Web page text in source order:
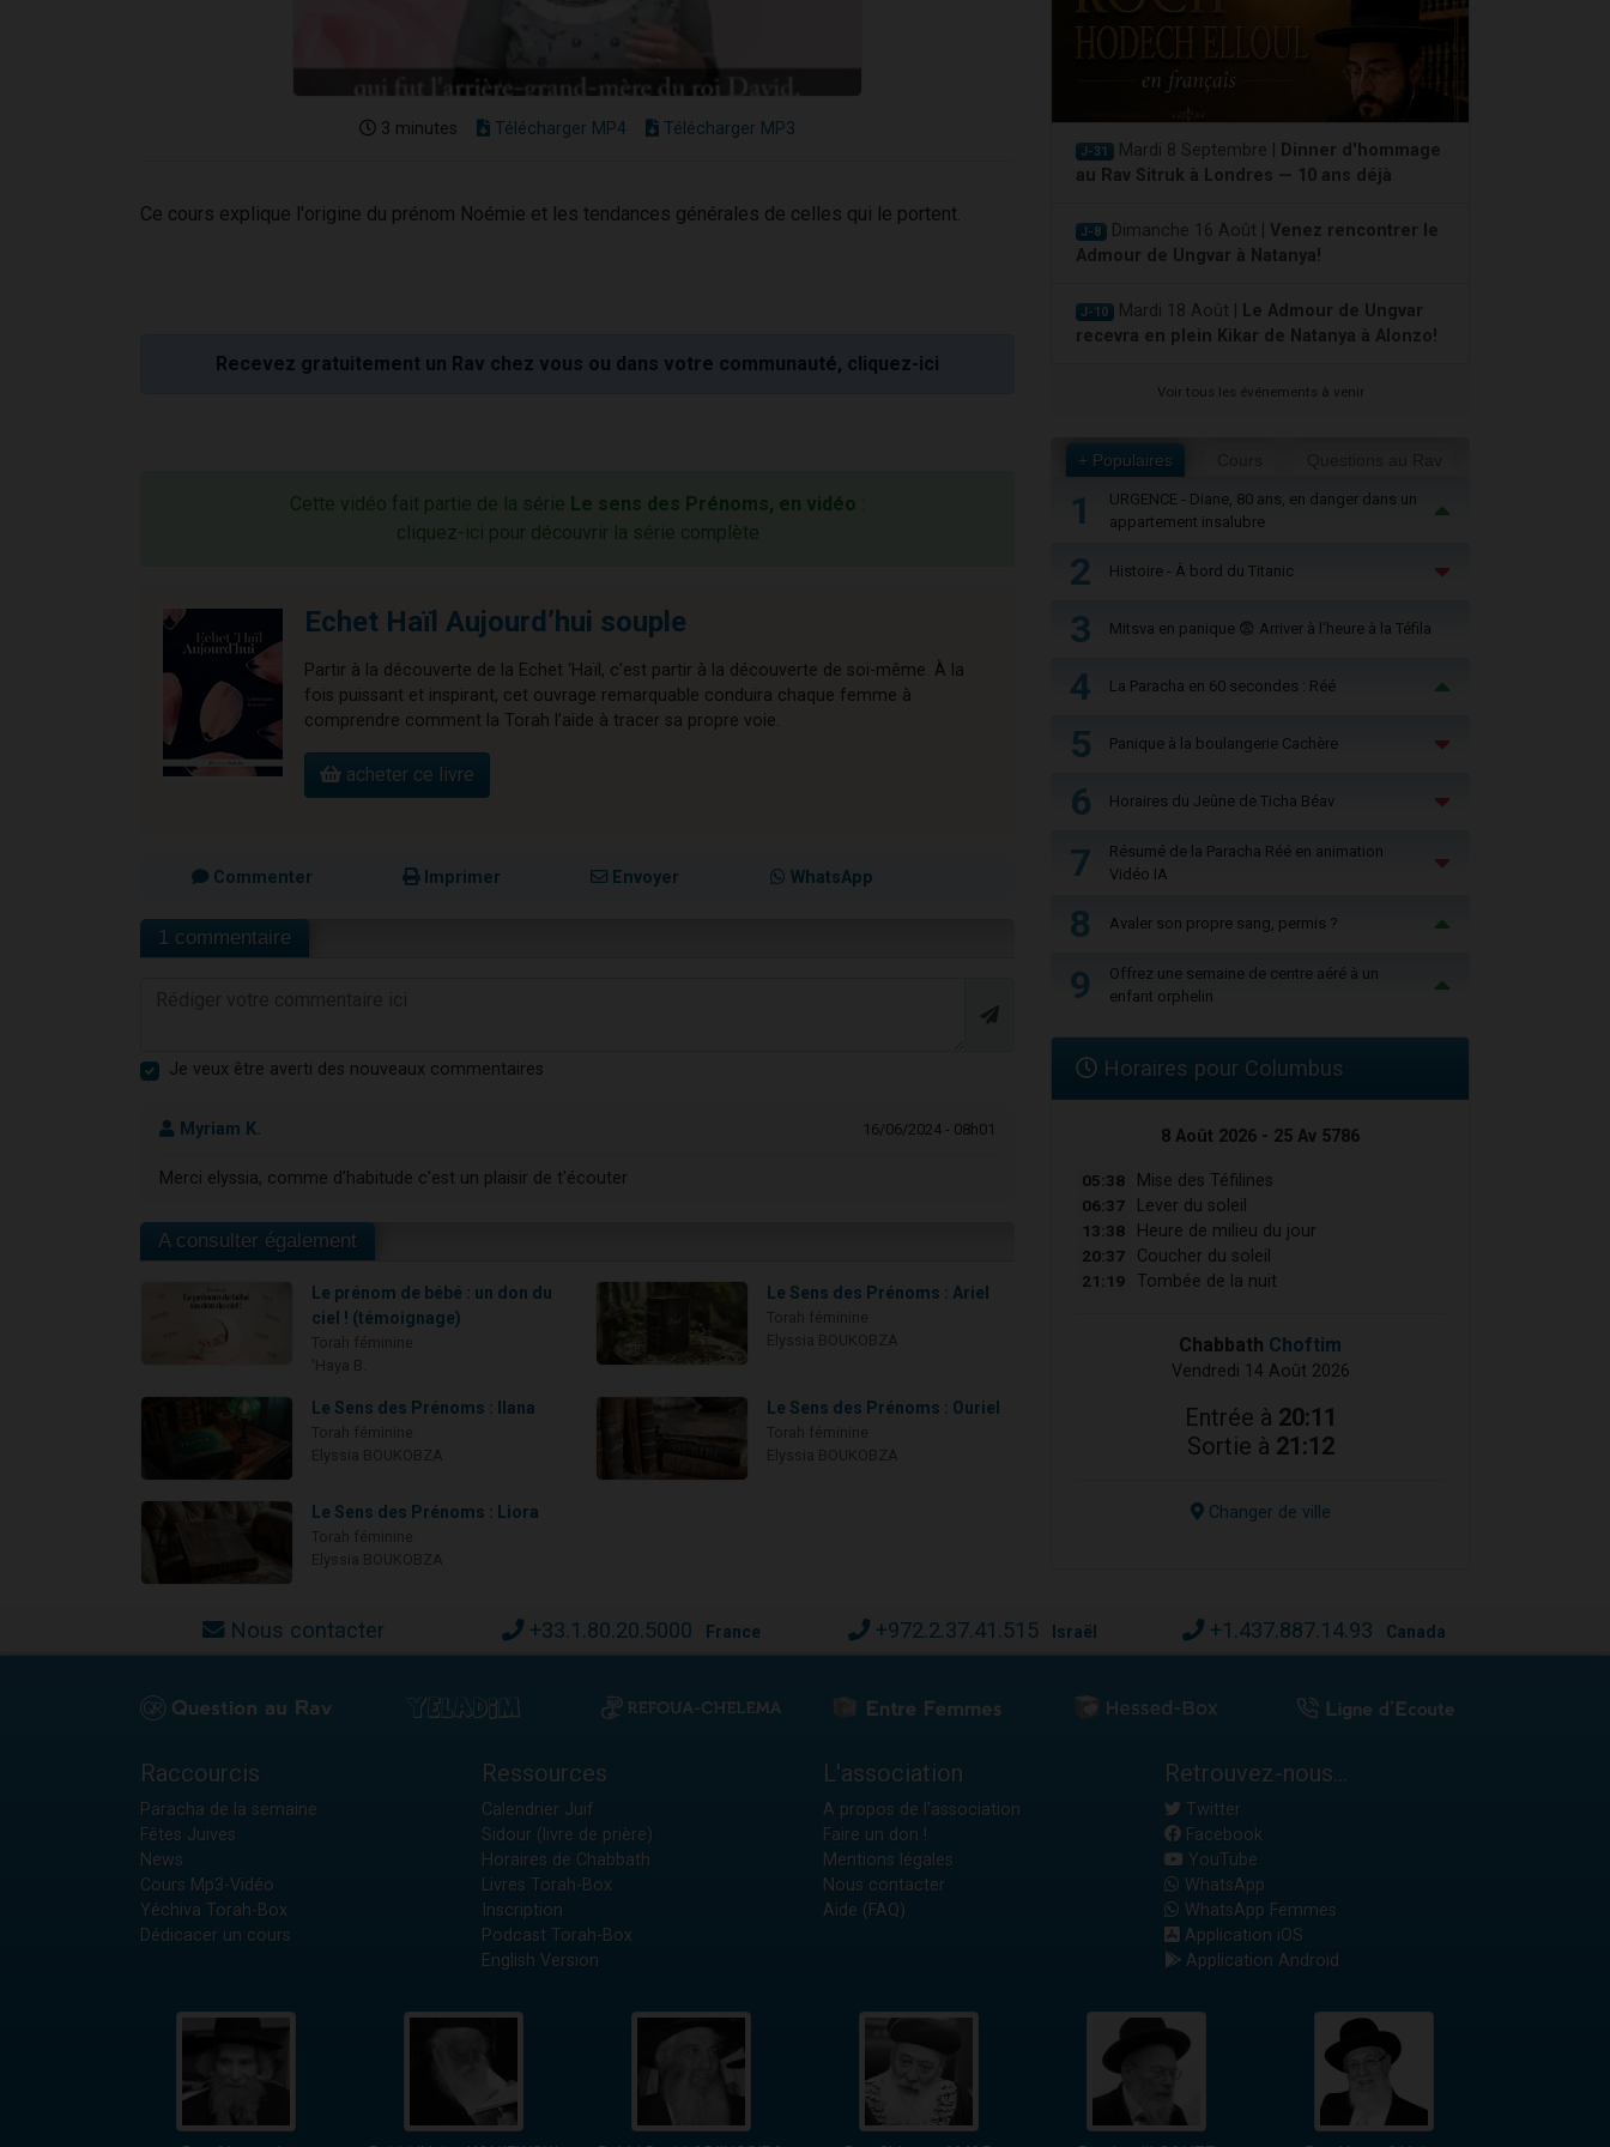
3 minutes Télécharger MP4 Télécharger MP3
Ce cours explique l'origine du prénom Noémie et les tendances générales de celles qui le portent.
Recevez gratuitement un Rav chez vous ou dans votre communauté, cliquez-ici
Cette vidéo fait partie de la série Le sens des Prénoms, en vidéo :
cliquez-ici pour découvrir la série complète
Echet Haïl Aujourd’hui souple
Partir à la découverte de la Echet ‘Haïl, c’est partir à la découverte de soi-même. À la
fois puissant et inspirant, cet ouvrage remarquable conduira chaque femme à
comprendre comment la Torah l’aide à tracer sa propre voie.
acheter ce livre
Commenter Imprimer Envoyer WhatsApp
1 commentaire
Je veux être averti des nouveaux commentaires
Myriam K. 16/06/2024 - 08h01
Merci elyssia, comme d'habitude c'est un plaisir de t'écouter
A consulter également
Le prénom de bébé : un don du
ciel ! (témoignage)
Le Sens des Prénoms : Ariel
Le Sens des Prénoms : Ilana Le Sens des Prénoms : Ouriel
Le Sens des Prénoms : Liora
J-31 Mardi 8 Septembre |
Dinner d'hommage
au Rav Sitruk à Londres — 10 ans déjà
J-8 Dimanche 16 Août | Venez rencontrer le
Admour de Ungvar à Natanya!
J-10 Mardi 18 Août |
Le Admour de Ungvar
recevra en plein Kikar de Natanya à Alonzo!
Voir tous les événements à venir
+ Populaires
1
URGENCE - Diane, 80 ans, en danger dans un
appartement insalubre
2 Histoire - À bord du Titanic
3 Mitsva en panique 😨 Arriver à l'heure à la Téfila
4 La Paracha en 60 secondes : Réé
5 Panique à la boulangerie Cachère
6 Horaires du Jeûne de Ticha Béav
7
Résumé de la Paracha Réé en animation
Vidéo IA
8 Avaler son propre sang, permis ?
9
Offrez une semaine de centre aéré à un
enfant orphelin
Horaires pour Columbus
8 Août 2026 - 25 Av 5786
05:38 Mise des Téfilines
06:37 Lever du soleil
13:38 Heure de milieu du jour
20:37 Coucher du soleil
21:19 Tombée de la nuit
Chabbath Choftim
Vendredi 14 Août 2026
Entrée à 20:11
Sortie à 21:12
Changer de ville
Nous contacter +33.1.80.20.5000 France +972.2.37.41.515 Israël +1.437.887.14.93 Canada
Raccourcis
Paracha de la semaine
Fêtes Juives
News
Cours Mp3-Vidéo
Yéchiva Torah-Box
Dédicacer un cours
Ressources
Calendrier Juif
Sidour (livre de prière)
Horaires de Chabbath
Livres Torah-Box
Inscription
Podcast Torah-Box
English Version
L'association
A propos de l'association
Faire un don !
Mentions légales
Nous contacter
Aide (FAQ)
Retrouvez-nous...
Twitter
Facebook
YouTube
WhatsApp
WhatsApp Femmes
Application iOS
Application Android